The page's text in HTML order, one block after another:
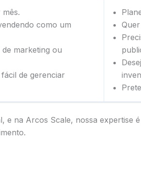
como um
marketing ou
de gerenciar
e na Arcos Scale, nossa expertise